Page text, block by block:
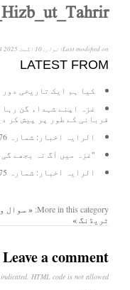
Last modified onاتوار, 10 اگست 2025 21:44
LATEST FROM
کیا ہم ایک تاریخی
غزہ اپنے شہداء گن
قربانی کے طور پر پیش کر
الرایہ اخبار: شمارہ 576 کی نمایاں سرخیاں
"غزہ میں آگ نہ بجھے
الرایہ اخبار: شمارہ 575 کی نمایاں سرخیاں
More in this category: « سوال
ٹریڈنگ »
Leave a comment
HTML code is not allowed.